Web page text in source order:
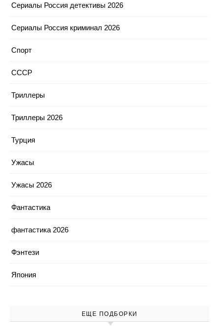
Сериалы Россия детективы 2026
Сериалы Россия криминал 2026
Спорт
СССР
Триллеры
Триллеры 2026
Турция
Ужасы
Ужасы 2026
Фантастика
фантастика 2026
Фэнтези
Япония
ЕЩЕ ПОДБОРКИ